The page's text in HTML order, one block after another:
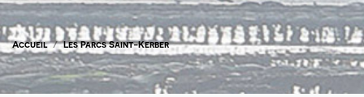
Accueil Les Parcs Saint-Kerber